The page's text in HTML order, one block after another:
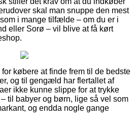
skal man snuppe den mest
i mange tilfælde – om du er i
eller Sorø – vil blive at få kørt
købere at finde frem til de bedste
og til gengæld har flertallet af
ikke kunne slippe for at trykke
til babyer og børn, lige så vel som
og endda nogle gange